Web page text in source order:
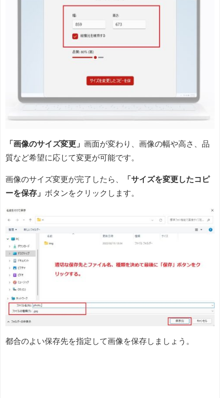
「画像のサイズ変更」 画面が変わり、画像の幅や高さ、品
質など希望に応じて変更が可能です。
画像のサイズ変更が完了したら、
「サイズを変更したコピ
ーを保存」 ボタンをクリックします。
都合のよい保存先を指定して画像を保存しましょう。